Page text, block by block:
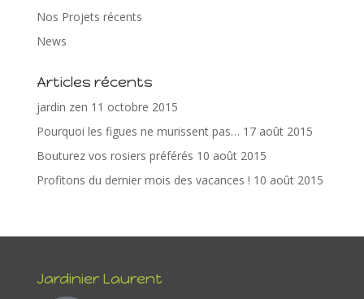
e
b
o
o
k
itter
st
n
Nos Projets récents
News
Articles récents
jardin zen 11 octobre 2015
Pourquoi les figues ne murissent pas… 17 août 2015
Bouturez vos rosiers préférés 10 août 2015
Profitons du dernier mois des vacances ! 10 août 2015
Jardinier Laurent